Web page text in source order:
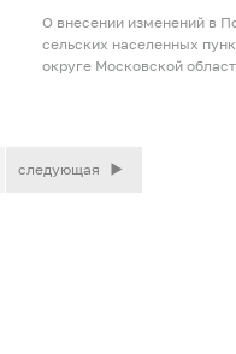
О внесении изменений в
сельских населенных
округе Московской
следующая